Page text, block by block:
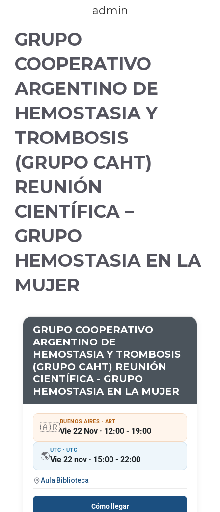
admin
GRUPO
COOPERATIVO
ARGENTINO DE
HEMOSTASIA Y
TROMBOSIS
(GRUPO CAHT)
REUNIÓN
CIENTÍFICA –
GRUPO
HEMOSTASIA EN LA
MUJER
GRUPO COOPERATIVO
ARGENTINO DE
HEMOSTASIA Y TROMBOSIS
(GRUPO CAHT) REUNIÓN
CIENTÍFICA - GRUPO
HEMOSTASIA EN LA MUJER
🇦🇷
BUENOS AIRES · ART
Vie 22 Nov · 12:00 - 19:00
🌎
UTC · UTC
Vie 22 nov · 15:00 - 22:00
Aula Biblioteca
Cómo llegar